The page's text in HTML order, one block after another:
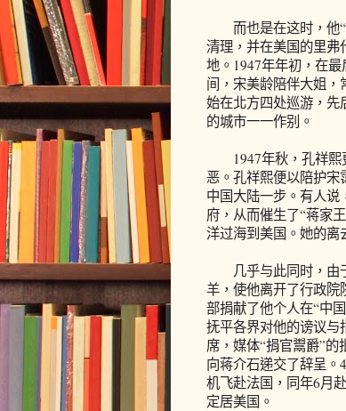
而也是在这时，他“
清理，并在美国的里弗
地。1947年年初，在
间，宋美龄陪伴大姐
始在北方四处巡游，先
的城市一一作别。
1947年秋，孔祥熙
恶。孔祥熙便以陪护
中国大陆一步。有人
府，从而催生了“蒋家
洋过海到美国。她的离
几乎与此同时，由于
羊，使他离开了行政院
部捐献了他个人在“中
抚平各界对他的谤议与
席，媒体“捐官鬻爵”
向蒋介石递交了辞呈
机飞赴法国，同年6月
定居美国。